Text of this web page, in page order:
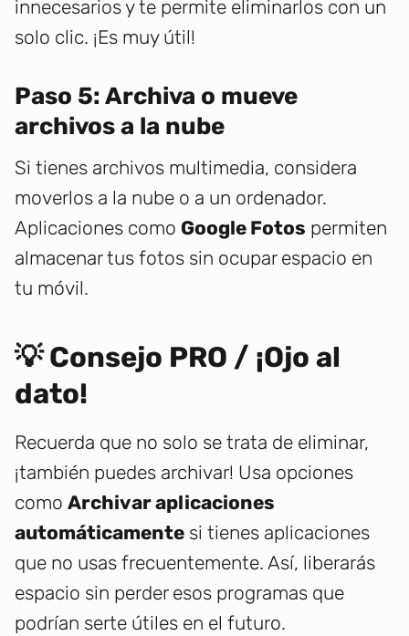
innecesarios y te permite eliminarlos con un
solo clic. ¡Es muy útil!
Paso 5: Archiva o mueve
archivos a la nube
Si tienes archivos multimedia, considera
moverlos a la nube o a un ordenador.
Aplicaciones como Google Fotos permiten
almacenar tus fotos sin ocupar espacio en
tu móvil.
💡 Consejo PRO / ¡Ojo al
dato!
Recuerda que no solo se trata de eliminar,
¡también puedes archivar! Usa opciones
como Archivar aplicaciones
automáticamente si tienes aplicaciones
que no usas frecuentemente. Así, liberarás
espacio sin perder esos programas que
podrían serte útiles en el futuro.